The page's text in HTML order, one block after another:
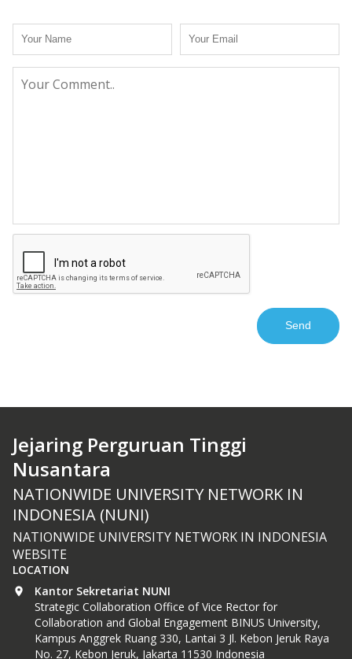
Jejaring Perguruan Tinggi
Nusantara
NATIONWIDE UNIVERSITY NETWORK IN
INDONESIA (NUNI)
NATIONWIDE UNIVERSITY NETWORK IN INDONESIA
WEBSITE
LOCATION
Kantor Sekretariat NUNI
Strategic Collaboration Office of Vice Rector for
Collaboration and Global Engagement BINUS University,
Kampus Anggrek Ruang 330, Lantai 3 Jl. Kebon Jeruk Raya
No. 27, Kebon Jeruk, Jakarta 11530 Indonesia